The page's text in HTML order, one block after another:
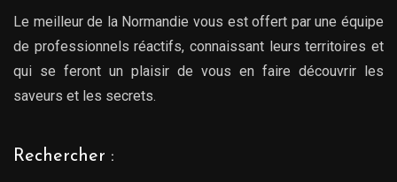
Le meilleur de la Normandie vous est offert par une équipe
de professionnels réactifs, connaissant leurs territoires et
qui se feront un plaisir de vous en faire découvrir les
saveurs et les secrets.
Rechercher :